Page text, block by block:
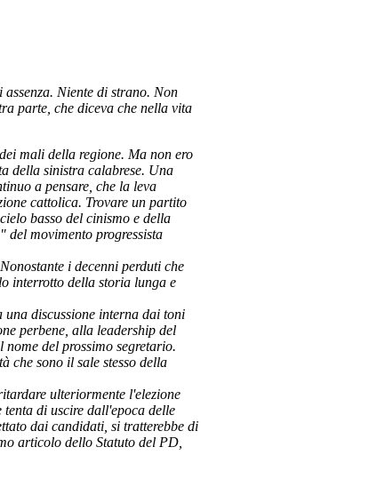
Niente di strano. Non
parte, che diceva che nella vita
mali della regione. Ma non ero
della sinistra calabrese. Una
a pensare, che la leva
cattolica. Trovare un partito
basso del cinismo e della
movimento progressista
i decenni perduti che
interrotto della storia lunga e
discussione interna dai toni
perbene, alla leadership del
del prossimo segretario.
che sono il sale stesso della
ulteriormente l'elezione
di uscire dall'epoca delle
dai candidati, si tratterebbe di
articolo dello Statuto del PD,